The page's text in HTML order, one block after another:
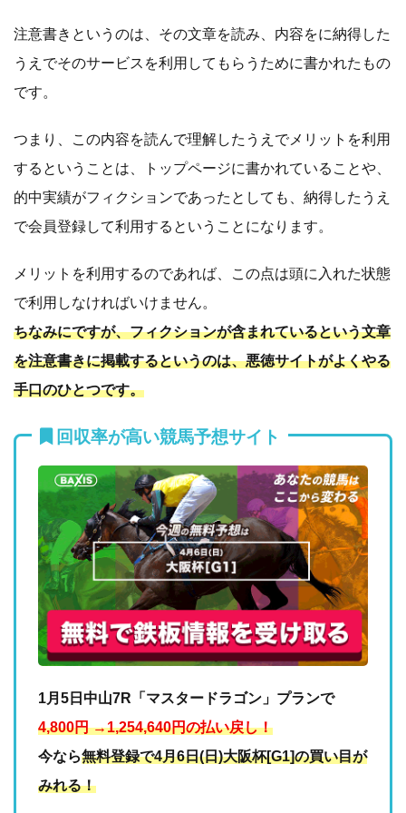
注意書きというのは、その文章を読み、内容をに納得した
うえでそのサービスを利用してもらうために書かれたもの
です。
つまり、この内容を読んで理解したうえでメリットを利用
するということは、トップページに書かれていることや、
的中実績がフィクションであったとしても、納得したうえ
で会員登録して利用するということになります。
メリットを利用するのであれば、この点は頭に入れた状態
で利用しなければいけません。
ちなみにですが、フィクションが含まれているという文章
を注意書きに掲載するというのは、悪徳サイトがよくやる
手口のひとつです。
回収率が高い競馬予想サイト
1月5日中山7R「マスタードラゴン」プランで
4,800円 →1,254,640円の払い戻し！
今なら無料登録で4月6日(日)大阪杯[G1]の買い目が
みれる！